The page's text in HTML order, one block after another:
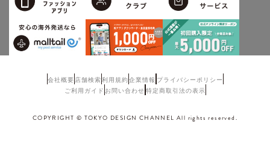
会社概要 店舗検索利用規約企業情報 プライバシーポリシー
ご利用ガイド お問い合わせ 特定商取引法の表示
COPYRIGHT © TOKYO DESIGN CHANNEL All rights reserved.